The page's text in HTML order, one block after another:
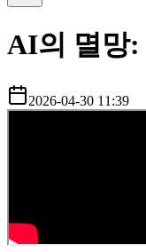
AI의 멸망:
2026-04-30 11:39